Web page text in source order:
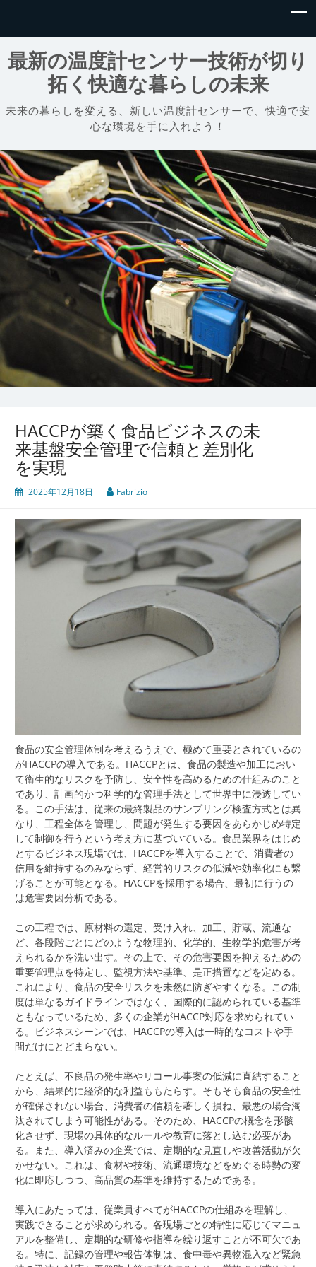
最新の温度計センサー技術が切り
拓く快適な暮らしの未来
未来の暮らしを変える、新しい温度計センサーで、快適で安
心な環境を手に入れよう！
HACCPが築く食品ビジネスの未
来基盤安全管理で信頼と差別化
を実現
2025年12月18日 Fabrizio
食品の安全管理体制を考えるうえで、極めて重要とされているの
がHACCPの導入である。 HACCPとは、食品の製造や加工におい
て衛生的なリスクを予防し、安全性を高めるための仕組みのこと
であり、計画的かつ科学的な管理手法として世界中に浸透してい
る。この手法は、従来の最終製品のサンプリング検査方式とは異
なり、工程全体を管理し、問題が発生する要因をあらかじめ特定
して制御を行うという考え方に基づいている。食品業界をはじめ
とするビジネス現場では、HACCPを導入することで、消費者の
信用を維持するのみならず、経営的リスクの低減や効率化にも繋
げることが可能となる。HACCPを採用する場合、最初に行うの
は危害要因分析である。
この工程では、原材料の選定、受け入れ、加工、貯蔵、流通な
ど、各段階ごとにどのような物理的、化学的、生物学的危害が考
えられるかを洗い出す。その上で、その危害要因を抑えるための
重要管理点を特定し、監視方法や基準、是正措置などを定める。
これにより、食品の安全リスクを未然に防ぎやすくなる。この制
度は単なるガイドラインではなく、国際的に認められている基準
ともなっているため、多くの企業がHACCP対応を求められてい
る。ビジネスシーンでは、HACCPの導入は一時的なコストや手
間だけにとどまらない。
たとえば、不良品の発生率やリコール事案の低減に直結すること
から、結果的に経済的な利益ももたらす。そもそも食品の安全性
が確保されない場合、消費者の信頼を著しく損ね、最悪の場合淘
汰されてしまう可能性がある。そのため、HACCPの概念を形骸
化させず、現場の具体的なルールや教育に落とし込む必要があ
る。また、導入済みの企業では、定期的な見直しや改善活動が欠
かせない。これは、食材や技術、流通環境などをめぐる時勢の変
化に即応しつつ、高品質の基準を維持するためである。
導入にあたっては、従業員すべてがHACCPの仕組みを理解し、
実践できることが求められる。各現場ごとの特性に応じてマニュ
アルを整備し、定期的な研修や指導を繰り返すことが不可欠であ
る。特に、記録の管理や報告体制は、食中毒や異物混入など緊急